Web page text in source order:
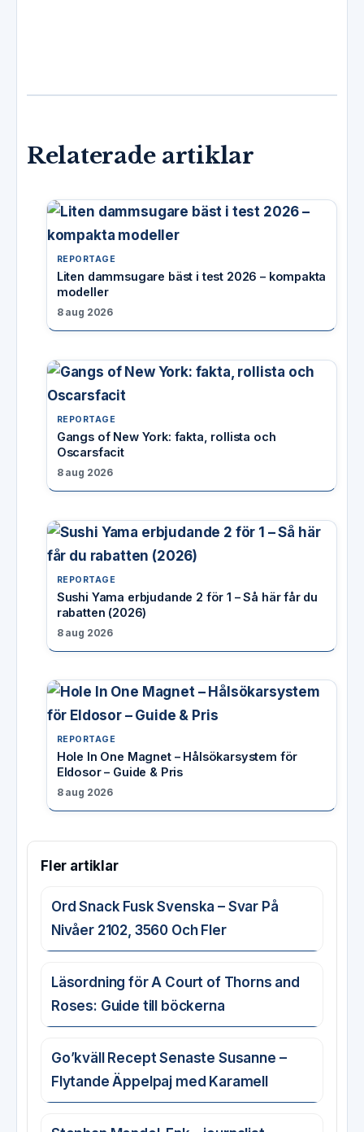
Relaterade artiklar
REPORTAGE
Liten dammsugare bäst i test 2026 – kompakta
modeller
8 aug 2026
REPORTAGE
Gangs of New York: fakta, rollista och
Oscarsfacit
8 aug 2026
REPORTAGE
Sushi Yama erbjudande 2 för 1 – Så här får du
rabatten (2026)
8 aug 2026
REPORTAGE
Hole In One Magnet – Hålsökarsystem för
Eldosor – Guide & Pris
8 aug 2026
Fler artiklar
Ord Snack Fusk Svenska – Svar På
Nivåer 2102, 3560 Och Fler
Läsordning för A Court of Thorns and
Roses: Guide till böckerna
Go’kväll Recept Senaste Susanne –
Flytande Äppelpaj med Karamell